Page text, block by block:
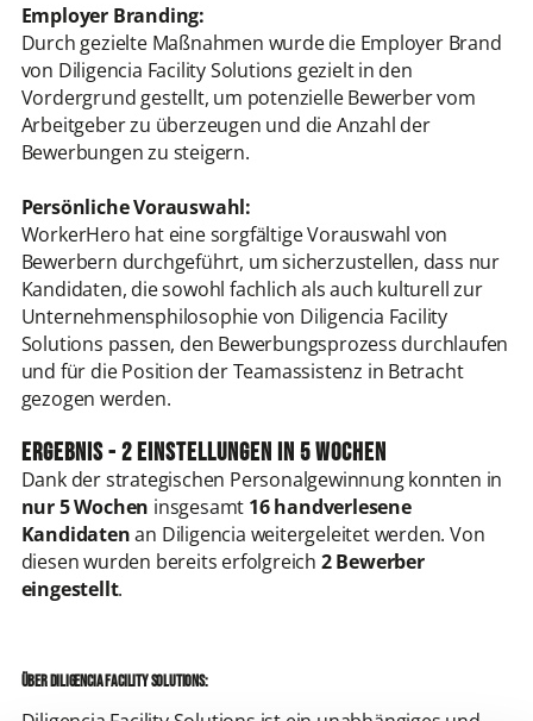
Employer Branding:
Durch gezielte Maßnahmen wurde die Employer Brand
von Diligencia Facility Solutions gezielt in den
Vordergrund gestellt, um potenzielle Bewerber vom
Arbeitgeber zu überzeugen und die Anzahl der
Bewerbungen zu steigern.
Persönliche Vorauswahl:
WorkerHero hat eine sorgfältige Vorauswahl von
Bewerbern durchgeführt, um sicherzustellen, dass nur
Kandidaten, die sowohl fachlich als auch kulturell zur
Unternehmensphilosophie von Diligencia Facility
Solutions passen, den Bewerbungsprozess durchlaufen
und für die Position der Teamassistenz in Betracht
gezogen werden.
Ergebnis - 2 Einstellungen in 5 Wochen
Dank der strategischen Personalgewinnung konnten in
nur 5 Wochen insgesamt 16 handverlesene
Kandidatenan Diligencia weitergeleitet werden. Von
diesen wurden bereits erfolgreich 2 Bewerber
eingestellt.
Über Diligencia Facility Solutions: